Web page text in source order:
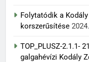
Folytatódik a
korszerűsítése
TOP_PLUSZ-2.1.1-
galgahévízi Kodály